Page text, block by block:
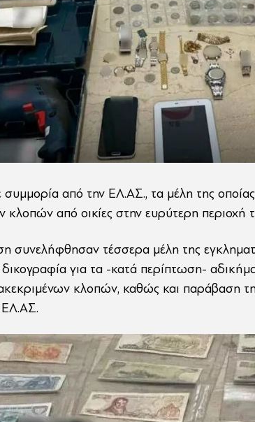
από την ΕΛ.ΑΣ., τα μέλη της
κλοπών από οικίες στην ευρύτερη περιοχή
συνελήφθησαν τέσσερα μέλη της
για τα -κατά περίπτωση-
κλοπών, καθώς και παράβαση
ΕΛ.ΑΣ.